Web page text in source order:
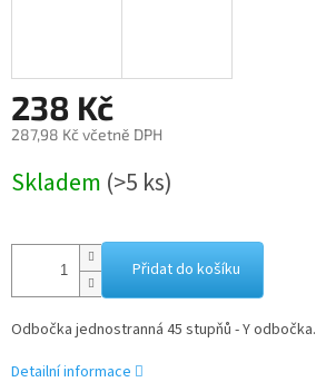
238 Kč
287,98 Kč včetně DPH
cena:
Skladem (>5 ks)
Přidat do košíku
Odbočka jednostranná 45 stupňů - Y odbočka.
Detailní informace